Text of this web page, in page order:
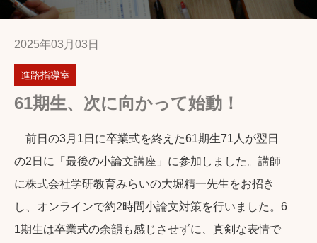
2025年03月03日
進路指導室
61期生、次に向かって始動！
前日の3月1日に卒業式を終えた61期生71人が翌日
の2日に「最後の小論文講座」に参加しました。講師
に株式会社学研教育みらいの大堀精一先生をお招き
し、オンラインで約2時間小論文対策を行いました。6
1期生は卒業式の余韻も感じさせずに、真剣な表情で